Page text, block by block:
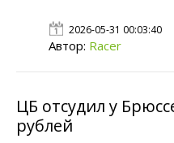
2026-05-31 00:03:40
Автор: Racer
ЦБ отсудил у
рублей